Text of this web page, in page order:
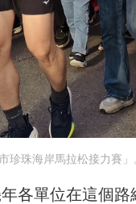
珍珠海岸馬拉松接力賽」
各單位在這個